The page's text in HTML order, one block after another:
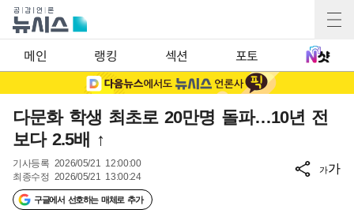
메인 랭킹 섹션 포토
다문화 학생 최초로 20만명 돌파…10년 전
보다 2.5배 ↑
기사등록 2026/05/21 12:00:00
최종수정 2026/05/21 13:00:24
구글에서 선호하는 매체로 추가
가가